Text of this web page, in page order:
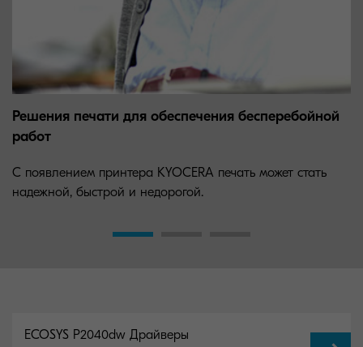
Решения печати для обеспечения бесперебойной
работ
С появлением принтера KYOCERA печать может стать
надежной, быстрой и недорогой.
ECOSYS P2040dw Драйверы